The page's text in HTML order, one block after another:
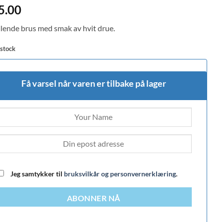
5
5
brus med smak av hvit drue.
Få varsel når varen er tilbake på lager
Jeg samtykker til bruksvilkår og personvernerklæring.
ABONNER NÅ